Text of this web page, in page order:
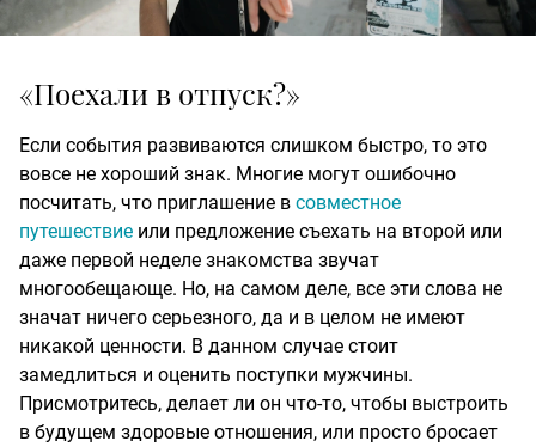
«Поехали в отпуск?»
Если события развиваются слишком быстро, то это
вовсе не хороший знак. Многие могут ошибочно
посчитать, что приглашение в совместное
путешествие или предложение съехать на второй или
даже первой неделе знакомства звучат
многообещающе. Но, на самом деле, все эти слова не
значат ничего серьезного, да и в целом не имеют
никакой ценности. В данном случае стоит
замедлиться и оценить поступки мужчины.
Присмотритесь, делает ли он что-то, чтобы выстроить
в будущем здоровые отношения, или просто бросает